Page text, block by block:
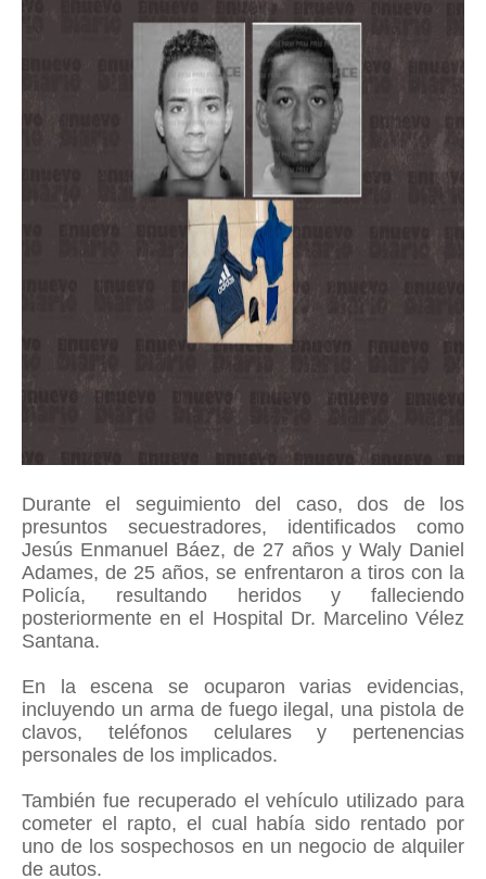
Durante el seguimiento del caso, dos de los
presuntos secuestradores, identificados como
Jesús Enmanuel Báez, de 27 años y Waly Daniel
Adames, de 25 años, se enfrentaron a tiros con la
Policía, resultando heridos y falleciendo
posteriormente en el Hospital Dr. Marcelino Vélez
Santana.
En la escena se ocuparon varias evidencias,
incluyendo un arma de fuego ilegal, una pistola de
clavos, teléfonos celulares y pertenencias
personales de los implicados.
También fue recuperado el vehículo utilizado para
cometer el rapto, el cual había sido rentado por
uno de los sospechosos en un negocio de alquiler
de autos.